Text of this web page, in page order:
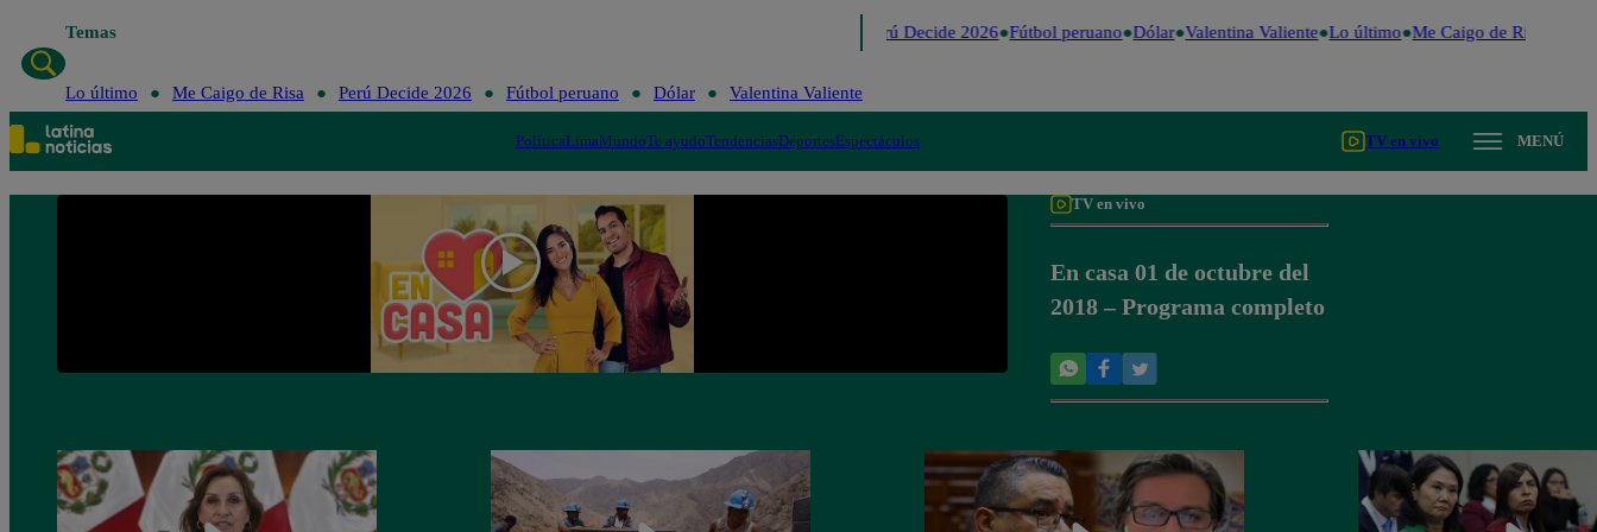
Temas Perú Decide 2026 Fútbol peruano Dólar Valentina Valiente Lo último Me Caigo de Risa
Lo último Me Caigo de Risa Perú Decide 2026 Fútbol peruano Dólar Valentina Valiente
PolíticaLimaMundoTe ayudoTendenciasDeportesEspectáculos TV en vivo MENÚ
TV en vivo
En casa 01 de octubre del
2018 – Programa completo